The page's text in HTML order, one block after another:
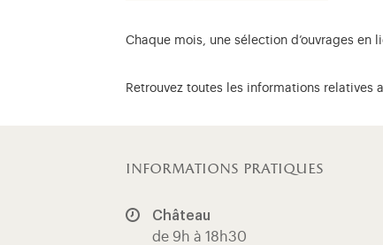
Chaque mois, une sélection d’ouvrages
Retrouvez toutes les informations relatives
informations pratiques
Château
de 9h à 18h30